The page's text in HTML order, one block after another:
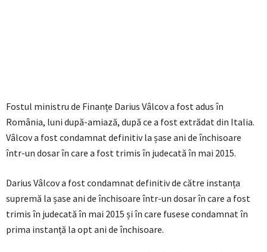
Fostul ministru de Finanțe Darius Vâlcov a fost adus în
România, luni după-amiază, după ce a fost extrădat din Italia.
Vâlcov a fost condamnat definitiv la șase ani de închisoare
într-un dosar în care a fost trimis în judecată în mai 2015.
Darius Vâlcov a fost condamnat definitiv de către instanța
supremă la șase ani de închisoare într-un dosar în care a fost
trimis în judecată în mai 2015 și în care fusese condamnat în
prima instanță la opt ani de închisoare.